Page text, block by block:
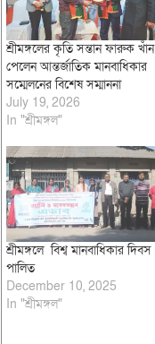
শ্রীমঙ্গলের কৃতি সন্তান ফারুক খাঁন
পেলেন আন্তর্জাতিক মানবাধিকার
সম্মেলনের বিশেষ সম্মাননা
July 19, 2026
In "শ্রীমঙ্গল"
শ্রীমঙ্গলে বিশ্ব মানবাধিকার দিবস
পালিত
December 10, 2025
In "শ্রীমঙ্গল"